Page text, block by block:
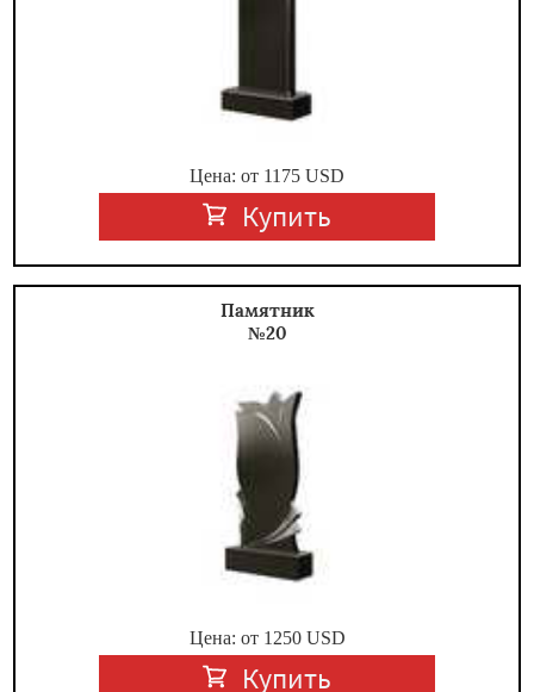
Цена: от 1175 USD
Купить
Памятник
№20
Цена: от 1250USD
Купить